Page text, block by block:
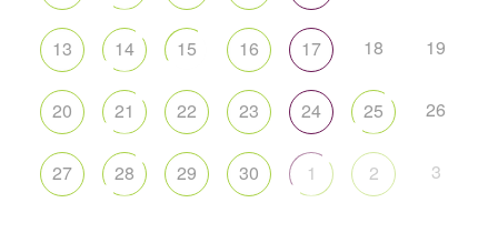
13 14 15 16 17 18 19
20 21 22 23 24 25 26
27 28 29 30 1 2 3